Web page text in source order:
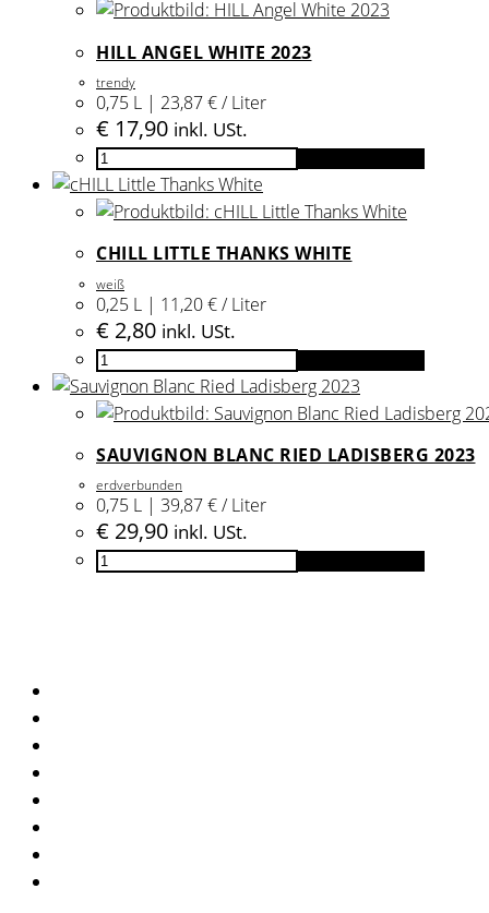
Reserve
Menge
HILL ANGEL WHITE 2023
trendy
0,75 L | 23,87 € / Liter
€ 17,90 inkl. USt.
HILL
Angel
White
Menge
CHILL LITTLE THANKS WHITE
weiß
0,25 L | 11,20 € / Liter
€ 2,80 inkl. USt.
cHILL
Little
Thanks
Menge
SAUVIGNON BLANC RIED LADISBERG 2023
erdverbunden
0,75 L | 39,87 € / Liter
€ 29,90 inkl. USt.
Sauvignon